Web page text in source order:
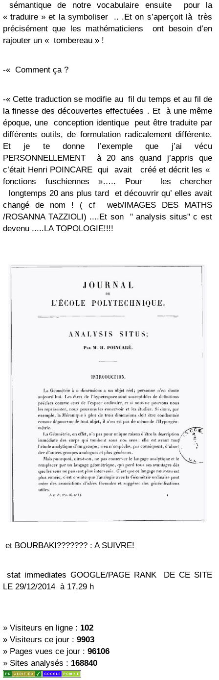
sémantique de notre vocabulaire ensuite pour la
« traduire » et la symboliser .. .Et on s’aperçoit là très
précisément que les mathématiciens ont besoin d’en
rajouter un « tombereau » !
-« Comment ça ?
-« Cette traduction se modifie au fil du temps et au fil de
la finesse des découvertes effectuées . Et à une même
époque, une conception identique peut être traduite par
différents outils, de formulation radicalement différente.
Et je te donne l’exemple que j’ai vécu
PERSONNELLEMENT à 20 ans quand j’appris que
c’était Henri POINCARE qui avait créé et décrit les «
fonctions fuschiennes »….. Pour les chercher
longtemps 20 ans plus tard et découvrir qu’ elles avait
changé de nom ! ( cf web/IMAGES DES MATHS
/ROSANNA TAZZIOLI) ....Et son " analysis situs" c est
devenu .....LA TOPOLOGIE!!!!
et BOURBAKI??????? : A SUIVRE!
stat immediates GOOGLE/PAGE RANK DE CE SITE
LE 29/12/2014 à 17,29 h
» Visiteurs en ligne : 102
» Visiteurs ce jour : 9903
» Pages vues ce jour : 96106
» Sites analysés : 168840